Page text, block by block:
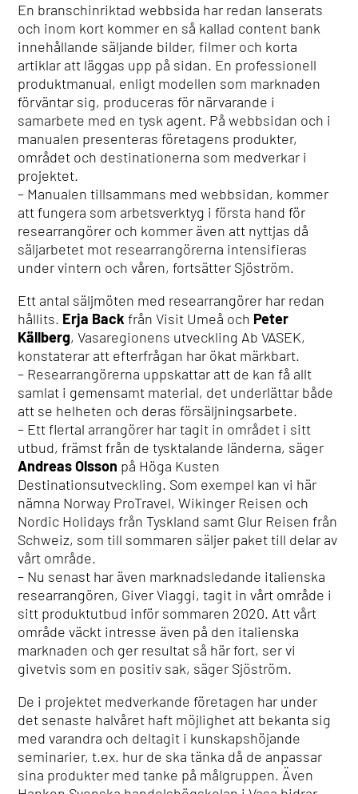
En branschinriktad webbsida har redan lanserats
och inom kort kommer en så kallad content bank
innehållande säljande bilder, filmer och korta
artiklar att läggas upp på sidan. En professionell
produktmanual, enligt modellen som marknaden
förväntar sig, produceras för närvarande i
samarbete med en tysk agent. På webbsidan och i
manualen presenteras företagens produkter,
området och destinationerna som medverkar i
projektet.
– Manualen tillsammans med webbsidan, kommer
att fungera som arbetsverktyg i första hand för
researrangörer och kommer även att nyttjas då
säljarbetet mot researrangörerna intensifieras
under vintern och våren, fortsätter Sjöström.
Ett antal säljmöten med researrangörer har redan
hållits. Erja Back från Visit Umeå och Peter
Källberg, Vasaregionens utveckling Ab VASEK,
konstaterar att efterfrågan har ökat märkbart.
– Researrangörerna uppskattar att de kan få allt
samlat i gemensamt material, det underlättar både
att se helheten och deras försäljningsarbete.
– Ett flertal arrangörer har tagit in området i sitt
utbud, främst från de tysktalande länderna, säger
Andreas Olsson på Höga Kusten
Destinationsutveckling. Som exempel kan vi här
nämna Norway ProTravel, Wikinger Reisen och
Nordic Holidays från Tyskland samt Glur Reisen från
Schweiz, som till sommaren säljer paket till delar av
vårt område.
– Nu senast har även marknadsledande italienska
researrangören, Giver Viaggi, tagit in vårt område i
sitt produktutbud inför sommaren 2020. Att vårt
område väckt intresse även på den italienska
marknaden och ger resultat så här fort, ser vi
givetvis som en positiv sak, säger Sjöström.
De i projektet medverkande företagen har under
det senaste halvåret haft möjlighet att bekanta sig
med varandra och deltagit i kunskapshöjande
seminarier, t.ex. hur de ska tänka då de anpassar
sina produkter med tanke på målgruppen. Även